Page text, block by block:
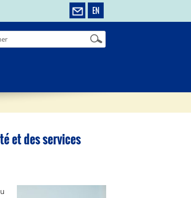
EN
et des services